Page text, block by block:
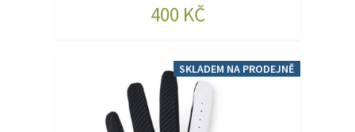
400 KČ
SKLADEM NA PRODEJNĚ